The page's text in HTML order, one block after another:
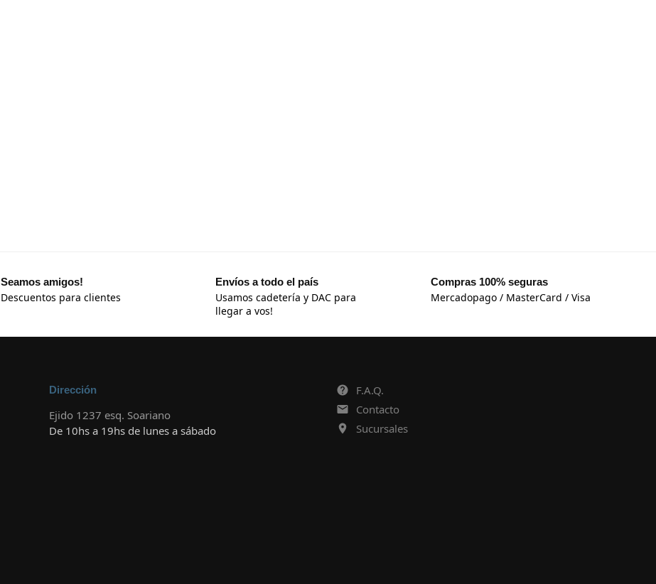
Seamos amigos!
Descuentos para clientes
Envíos a todo el país
Usamos cadetería y DAC para
llegar a vos!
Compras 100% seguras
Mercadopago / MasterCard / Visa
Dirección
Ejido 1237 esq. Soariano
De 10hs a 19hs de lunes a sábado
F.A.Q.
Contacto
Sucursales